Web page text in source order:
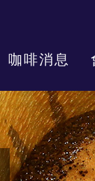
咖啡消息